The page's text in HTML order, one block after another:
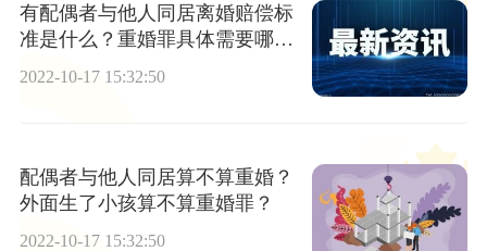
有配偶者与他人同居离婚赔偿标
准是什么？重婚罪具体需要哪些
2022-10-17 15:32:50
配偶者与他人同居算不算重婚？
外面生了小孩算不算重婚罪？
2022-10-17 15:32:50